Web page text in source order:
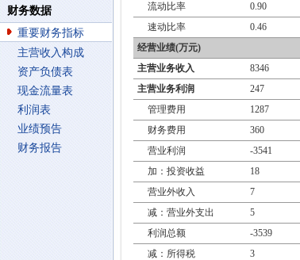
财务数据
重要财务指标
主营收入构成
资产负债表
现金流量表
利润表
业绩预告
财务报告
流动比率
0.90
速动比率
0.46
经营业绩(万元)
主营业务收入
8346
主营业务利润
247
管理费用
1287
财务费用
360
营业利润
-3541
加：投资收益
18
营业外收入
7
减：营业外支出
5
利润总额
-3539
减：所得税
3